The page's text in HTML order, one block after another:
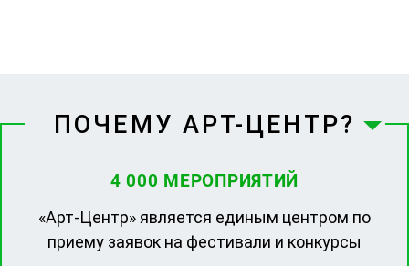
ПОЧЕМУ АРТ-ЦЕНТР?
4 000 МЕРОПРИЯТИЙ
«Арт-Центр» является единым центром по
приему заявок на фестивали и конкурсы